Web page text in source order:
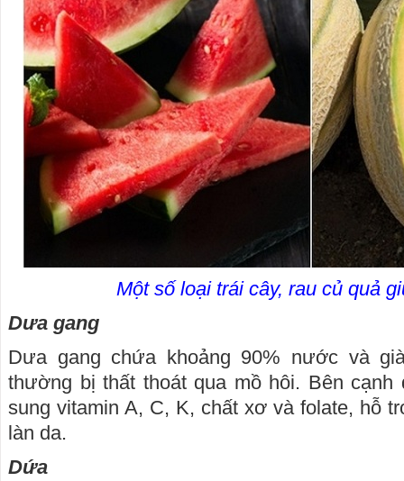
Một số loại trái cây, rau củ quả
Dưa gang
Dưa gang chứa khoảng 90% nước và
thường bị thất thoát qua mồ hôi. Bên cạnh
sung vitamin A, C, K, chất xơ và folate, hỗ
làn da.
Dứa